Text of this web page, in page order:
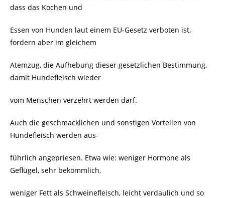
dass das Kochen und
Essen von Hunden laut einem EU-Gesetz verboten ist,
fordern aber im gleichem
Atemzug, die Aufhebung dieser gesetzlichen Bestimmung,
damit Hundefleisch wieder
vom Menschen verzehrt werden darf.
Auch die geschmacklichen und sonstigen Vorteilen von
Hundefleisch werden aus-
führlich angepriesen. Etwa wie: weniger Hormone als
Geflügel, sehr bekömmlich,
weniger Fett als Schweinefleisch, leicht verdaulich und so